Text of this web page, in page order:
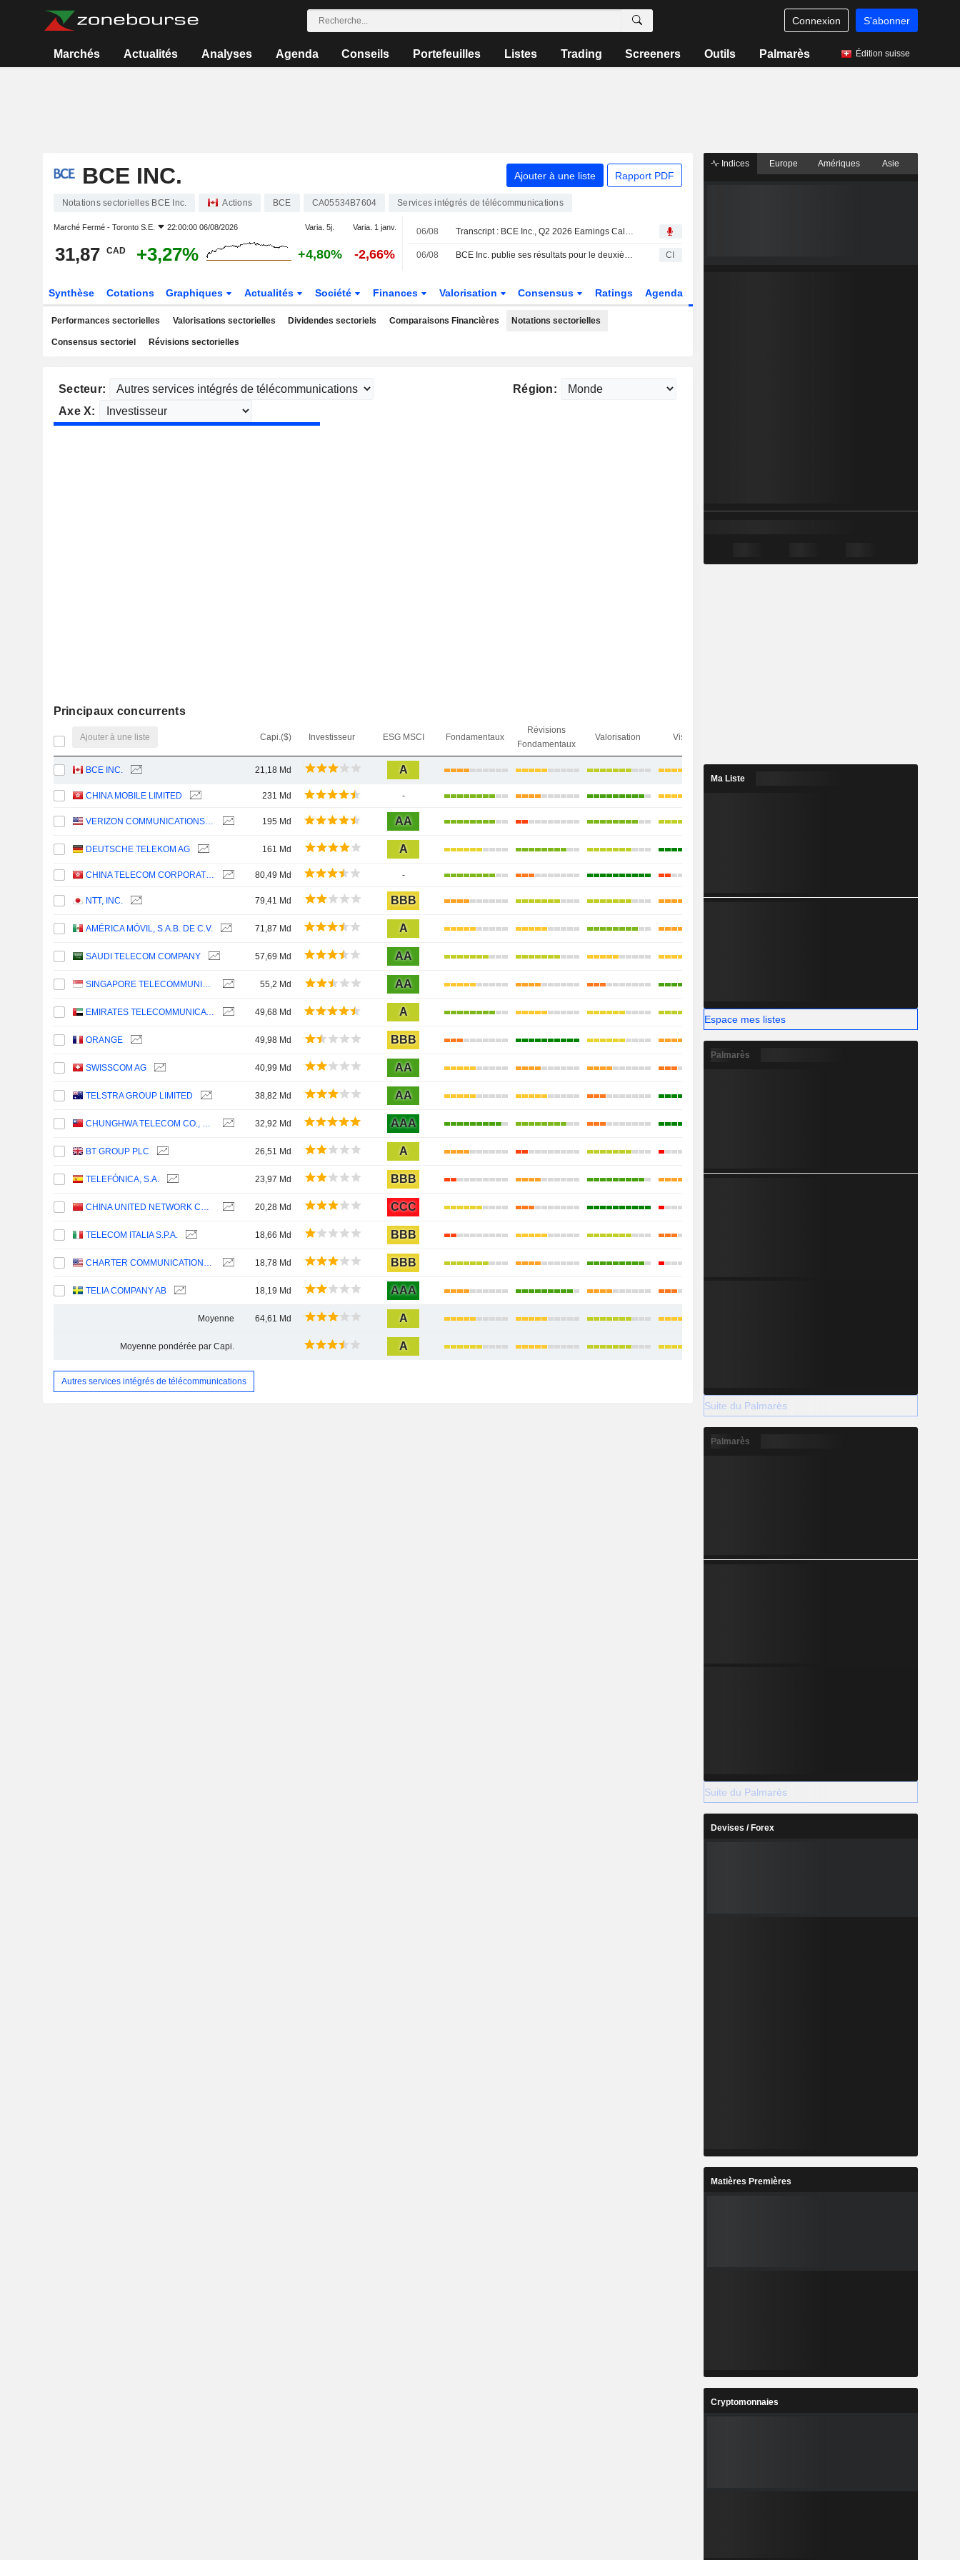
Connexion S'abonner
Marchés Actualités Analyses Agenda Conseils Portefeuilles Listes Trading Screeners Outils Palmarès Édition suisse
BCE INC. Ajouter à une liste Rapport PDF
Notations sectorielles BCE Inc. Actions BCE CA05534B7604 Services intégrés de télécommunications
Marché Fermé - Toronto S.E. 22:00:00 06/08/2026 Varia. 5j. Varia. 1 janv.
31,87 CAD +3,27% +4,80% -2,66%
06/08 Transcript : BCE Inc., Q2 2026 Earnings Call, Aug 06, 2026
06/08 BCE Inc. publie ses résultats pour le deuxième trimestre et le premier semestre clos le 30 juin 2026 CI
Synthèse Cotations Graphiques Actualités Société Finances Valorisation Consensus Ratings Agenda
Performances sectorielles Valorisations sectorielles Dividendes sectoriels Comparaisons Financières Notations sectorielles
Consensus sectoriel Révisions sectorielles
Secteur:
Région:
Axe X:
Principaux concurrents
Ajouter à une liste Capi.($) Investisseur ESG MSCI Fondamentaux
Révisions
Fondamentaux
Valorisation Visibilité
BCE INC. 21,18 Md A
CHINA MOBILE LIMITED 231 Md -
VERIZON COMMUNICATIONS, INC. 195 Md AA
DEUTSCHE TELEKOM AG 161 Md A
CHINA TELECOM CORPORATION LIMITED 80,49 Md -
NTT, INC. 79,41 Md BBB
AMÉRICA MÓVIL, S.A.B. DE C.V. 71,87 Md A
SAUDI TELECOM COMPANY 57,69 Md AA
SINGAPORE TELECOMMUNICATIONS LIMITED 55,2 Md AA
EMIRATES TELECOMMUNICATIONS GROUP COMPANY 49,68 Md A
ORANGE 49,98 Md BBB
SWISSCOM AG 40,99 Md AA
TELSTRA GROUP LIMITED 38,82 Md AA
CHUNGHWA TELECOM CO., LTD. 32,92 Md AAA
BT GROUP PLC 26,51 Md A
TELEFÓNICA, S.A. 23,97 Md BBB
CHINA UNITED NETWORK COMMUNICATIONS LIMITED 20,28 Md CCC
TELECOM ITALIA S.P.A. 18,66 Md BBB
CHARTER COMMUNICATIONS, INC. 18,78 Md BBB
TELIA COMPANY AB 18,19 Md AAA
Moyenne 64,61 Md A
Moyenne pondérée par Capi. A
Autres services intégrés de télécommunications
Indices Europe Amériques Asie
Ma Liste
Espace mes listes
Palmarès
Suite du Palmarès
Palmarès
Suite du Palmarès
Devises / Forex
Matières Premières
Cryptomonnaies